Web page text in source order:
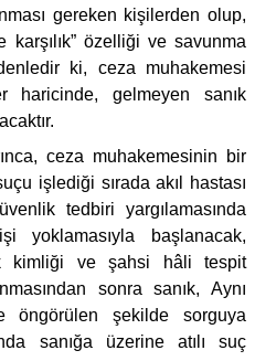
gereken kişilerden olup,
karşılık” özelliği ve savunma
ki, ceza muhakemesi
haricinde, gelmeyen sanık
ceza muhakemesinin bir
işlediği sırada akıl hastası
tedbiri yargılamasında
yoklamasıyla başlanacak,
kimliği ve şahsi hâli tespit
sonra sanık, Aynı
öngörülen şekilde sorguya
sanığa üzerine atılı suç